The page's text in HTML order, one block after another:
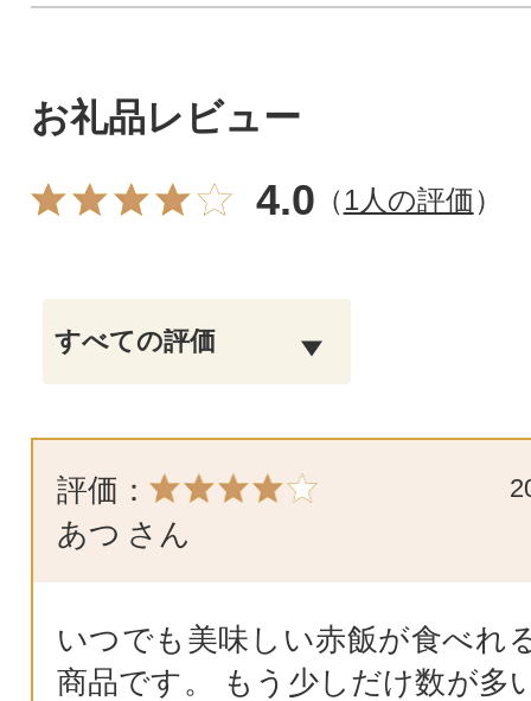
お礼品レビュー
4.0 （1人の評価）
評価：
あつ さん
いつでも美味しい赤飯が食べれ
商品です。 もう少しだけ数が多